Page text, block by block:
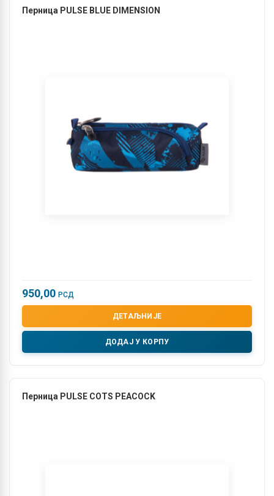
Перница PULSE BLUE DIMENSION
950,00 РСД
ДЕТАЉНИЈЕ
ДОДАЈ У КОРПУ
Перница PULSE COTS PEACOCK